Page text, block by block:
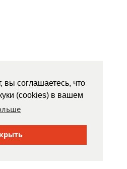
вы соглашаетесь, что
(cookies) в вашем